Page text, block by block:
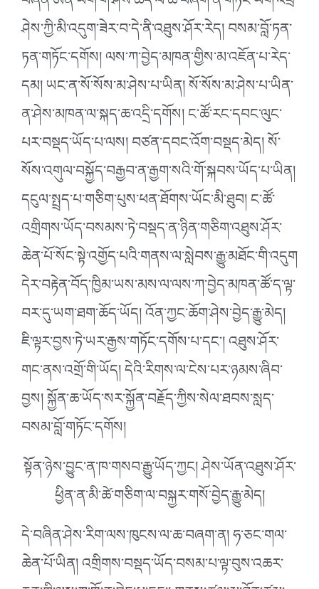
ཤེས་ཀྱི་མི་འདུག་ཟེར་བ་དེ་ནི་འཐུས་ཤོར་རེད། བསམ་བློ་ཏན་
ཏན་གཏོང་དགོས། ལས་ཀ་བྱེད་མཁན་གྱིས་མ་འཇོན་པ་རེད་
དམ། ཡང་ན་སོ་སོས་མ་ཤེས་པ་ཡིན། སོ་སོས་མ་ཤེས་པ་ཡིན་
ན་ཤེས་མཁན་ལ་སྐད་ཆ་འདྲི་དགོས། ང་ཚོ་རང་དབང་ལུང་
པར་བསྡད་ཡོད་པ་ལས། བཙན་དབང་འོག་བསྡད་མེད། སོ་
སོས་འགུལ་བསྐྱོད་བརྒྱབ་ན་རྒྱག་སའི་གོ་སྐབས་ཡོད་པ་ཡིན།
དངུལ་སྤྲད་པ་གཅིག་པུས་ཕན་ཐོགས་ཡོང་མི་ཐུབ། ང་ཚོ་
འགྲིགས་ཡོད་བསམས་ཏེ་བསྡད་ན་ཉིན་གཅིག་འཐུས་ཤོར་
ཆེན་པོ་སོང་སྟེ་འགྱོད་པའི་གནས་ལ་སླེབས་རྒྱུ་མཐོང་གི་འདུག
དེར་བརྟེན་བོད་ཁྱིམ་ཡས་མས་ལ་ལས་ཀ་བྱེད་མཁན་ཚོ་ད་ལྟ་
བར་དུ་ཡག་ཐག་ཆོད་ཡོད། འོན་ཀྱང་ཆོག་ཤེས་བྱེད་རྒྱུ་མེད།
ཇི་ལྟར་བྱས་ཏེ་ཡར་རྒྱས་གཏོང་དགོས་པ་དང༌། འཐུས་ཤོར་
གང་ནས་འགྲོ་གི་ཡོད། དེའི་རིགས་ལ་ངེས་པར་ཉམས་ཞིབ་
བྱས། སྐྱོན་ཆ་ཡོད་སར་སྐྱོན་བརྗོད་ཀྱིས་སེལ་ཐབས་སླད་
བསམ་བློ་གཏོང་དགོས།
སྟོན་ཉེས་བྱུང་ན་ཁ་གསབ་རྒྱུ་ཡོད་ཀྱང། ཤེས་ཡོན་འཐུས་ཤོར་
ཕྱིན་ན་མི་ཚེ་གཅིག་ལ་བསྐྱར་གསོ་བྱེད་རྒྱུ་མེད།
དེ་བཞིན་ཤེས་རིག་ལས་ཁུངས་ལ་ཆ་བཞག་ན། ཧ་ཅང་གལ་
ཆེན་པོ་ཡིན། འགྲིགས་བསྡད་ཡོད་བསམ་པ་ལྟ་བུས་འཆར་